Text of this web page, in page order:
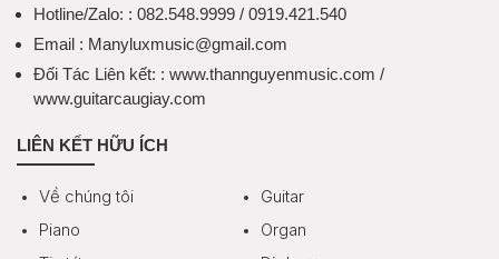
Hotline/Zalo: : 082.548.9999 / 0919.421.540
Email : Manyluxmusic@gmail.com
Đối Tác Liên kết: : www.thannguyenmusic.com /
www.guitarcaugiay.com
LIÊN KẾT HỮU ÍCH
Về chúng tôi
Guitar
Piano
Organ